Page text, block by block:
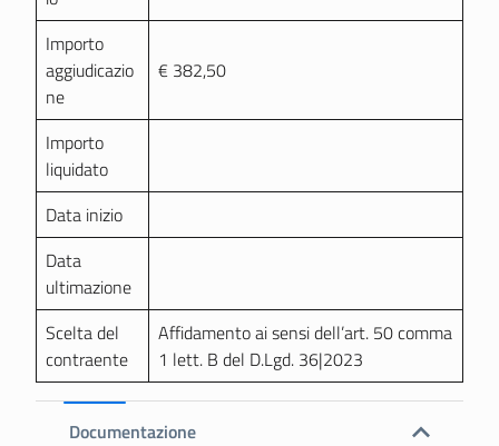
Importo
aggiudicazio
ne
€ 382,50
Importo
liquidato
Data inizio
Data
ultimazione
Scelta del
contraente
Affidamento ai sensi dell’art. 50 comma
1 lett. B del D.Lgd. 36|2023
Documentazione